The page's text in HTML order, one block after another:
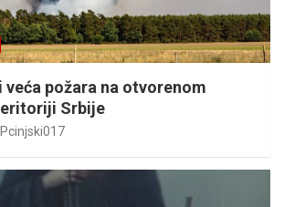
požara na otvorenom
Srbije
Pcinjski017